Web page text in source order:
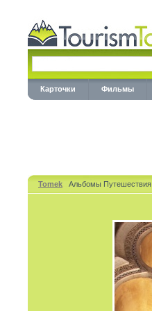
Карточки Фильмы
Tomek Альбомы Путешествия